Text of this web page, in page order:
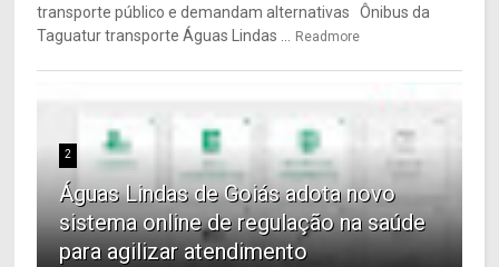
transporte público e demandam alternativas Ônibus da
Taguatur transporte Águas Lindas ... Readmore
2
Águas Lindas de Goiás adota novo
sistema online de regulação na saúde
para agilizar atendimento